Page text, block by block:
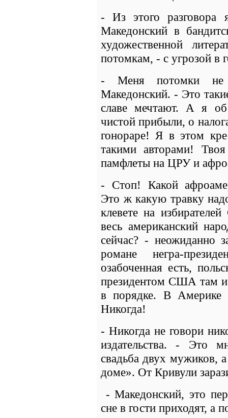
- Из этого разговора
Македонский в
художественной
потомкам, - с угрозой в
- Меня потомки не
Македонский. - Это
славе мечтают. А я
чистой прибыли, о
гонораре! Я в этом
такими авторами!
памфлеты на ЦРУ и
- Стоп! Какой
Это ж какую травку
клевете на
весь американский
сейчас? - неожиданно
романе негра-
озабоченная есть,
президентом США там и
в порядке. В Америке
Никогда!
- Никогда не говори
издательства. - Это
свадьба двух мужиков,
доме». От Кривули
- Македонский, это
сне в гости приходят, а